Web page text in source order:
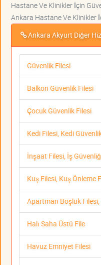
Hastane Ve Klinikler İçin
Ankara Hastane Ve Klinikler
Ankara Akyurt Diğer
Güvenlik Filesi
Balkon Güvenlik Filesi
Çocuk Güvenlik Filesi
Kedi Filesi, Kedi
İnşaat Filesi, İş
Kuş Filesi, Kuş Önleme
Apartman Boşluk
Halı Saha Üstü File
Havuz Emniyet Filesi